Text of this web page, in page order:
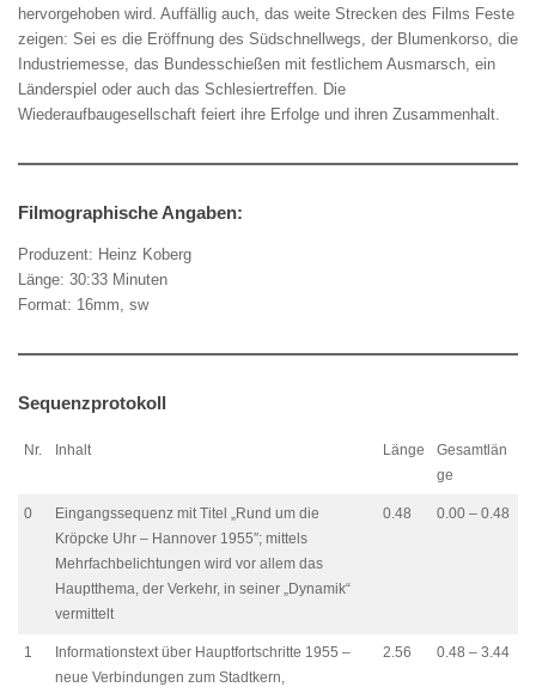
hervorgehoben wird. Auffällig auch, das weite Strecken des Films Feste
zeigen: Sei es die Eröffnung des Südschnellwegs, der Blumenkorso, die
Industriemesse, das Bundesschießen mit festlichem Ausmarsch, ein
Länderspiel oder auch das Schlesiertreffen. Die
Wiederaufbaugesellschaft feiert ihre Erfolge und ihren Zusammenhalt.
Filmographische Angaben:
Produzent: Heinz Koberg
Länge: 30:33 Minuten
Format: 16mm, sw
Sequenzprotokoll
Nr. Inhalt Länge
Gesamtlän
ge
0
Eingangssequenz mit Titel „Rund um die
Kröpcke Uhr – Hannover 1955″; mittels
Mehrfachbelichtungen wird vor allem das
Hauptthema, der Verkehr, in seiner „Dynamik“
vermittelt
0.48 0.00 – 0.48
1
Informationstext über Hauptfortschritte 1955 –
neue Verbindungen zum Stadtkern,
2.56 0.48 – 3.44